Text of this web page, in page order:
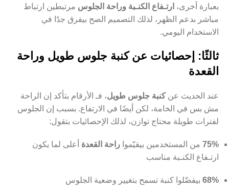
بعبارة أخرى، ارتـفاع الكنـبة وراحة الجلوس مرتبطين ارتباط
مباشر بدعم الظهر، لذلك التصميم الصح بيفرق جدًا في
الاستخدام اليومي.
ثالثًا: إحصائيات عن كنبة جلوس طويل وراحة
القعدة
عند الحديث عنكنبة جلوس طويل، فـ الأرقام بتأكد إن الراحة
مش بس في الخامة، لكن أيضًا في الارتفاع. بسبب إن الجلوس
لفترات طويلة محتاج توازن، لذلك الإحصائيات بتقول:
75% من المستخدمين بيقيّموا راحة القعدة أعلى لما يكون
ارتـفاع الكنـبة مناسب
68% بيفضّلوا كنبة تسمح بتغيير وضعية الجلوس